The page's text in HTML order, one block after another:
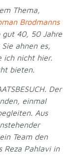
Thema,
Brodmanns
gut 40, 50 Jahre
ahnen es,
ich nicht hier.
bieten.
Der
einmal
Aus
Team den
Reza Pahlavi in